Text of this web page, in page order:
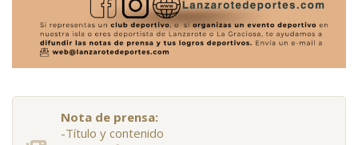
Nota de prensa:
-Título y contenido